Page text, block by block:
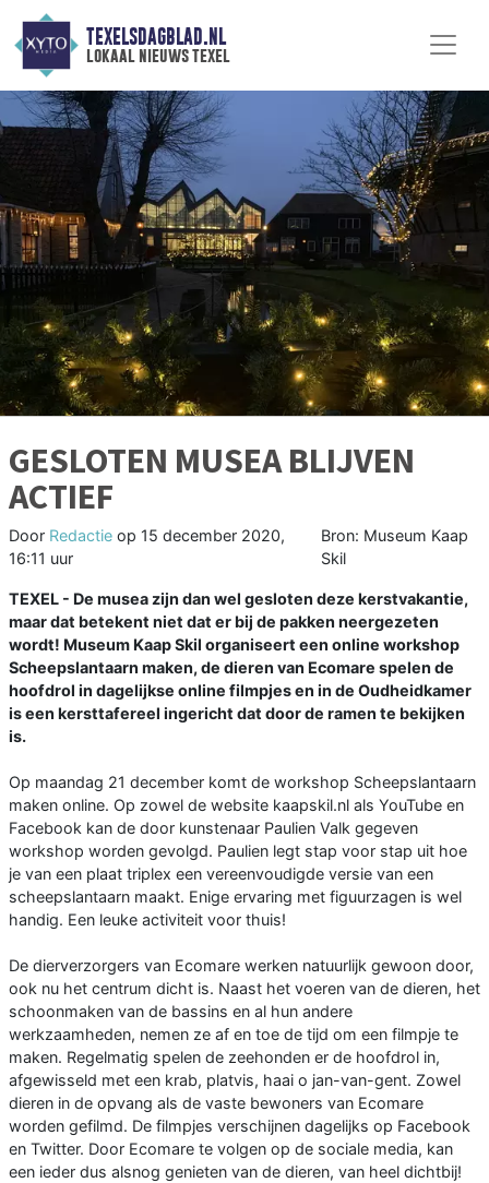
TEXELSDAGBLAD.NL
lokaal nieuws texel
GESLOTEN MUSEA BLIJVEN
ACTIEF
Door Redactie op 15 december 2020,
16:11 uur
Bron: Museum Kaap
Skil
TEXEL - De musea zijn dan wel gesloten deze kerstvakantie,
maar dat betekent niet dat er bij de pakken neergezeten
wordt! Museum Kaap Skil organiseert een online workshop
Scheepslantaarn maken, de dieren van Ecomare spelen de
hoofdrol in dagelijkse online filmpjes en in de Oudheidkamer
is een kersttafereel ingericht dat door de ramen te bekijken
is.
Op maandag 21 december komt de workshop Scheepslantaarn
maken online. Op zowel de website kaapskil.nl als YouTube en
Facebook kan de door kunstenaar Paulien Valk gegeven
workshop worden gevolgd. Paulien legt stap voor stap uit hoe
je van een plaat triplex een vereenvoudigde versie van een
scheepslantaarn maakt. Enige ervaring met figuurzagen is wel
handig. Een leuke activiteit voor thuis!
De dierverzorgers van Ecomare werken natuurlijk gewoon door,
ook nu het centrum dicht is. Naast het voeren van de dieren, het
schoonmaken van de bassins en al hun andere
werkzaamheden, nemen ze af en toe de tijd om een filmpje te
maken. Regelmatig spelen de zeehonden er de hoofdrol in,
afgewisseld met een krab, platvis, haai o jan-van-gent. Zowel
dieren in de opvang als de vaste bewoners van Ecomare
worden gefilmd. De filmpjes verschijnen dagelijks op Facebook
en Twitter. Door Ecomare te volgen op de sociale media, kan
een ieder dus alsnog genieten van de dieren, van heel dichtbij!